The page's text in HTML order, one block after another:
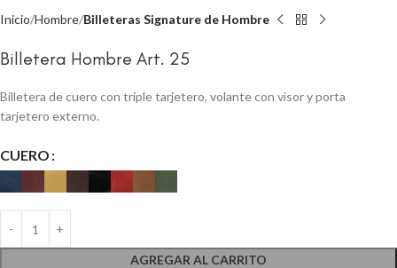
Inicio Hombre Billeteras Signature de Hombre
Billetera Hombre Art. 25
Billetera de cuero con triple tarjetero, volante con visor y porta
tarjetero externo.
CUERO
AGREGAR AL CARRITO